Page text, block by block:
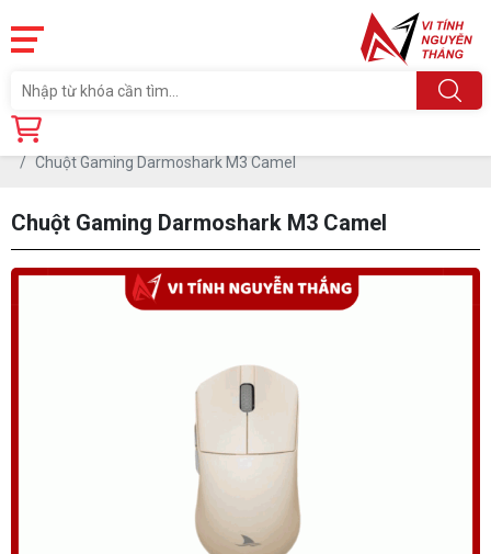
Trang chủ
Chuột Gaming Darmoshark M3 Camel
Chuột Gaming Darmoshark M3 Camel